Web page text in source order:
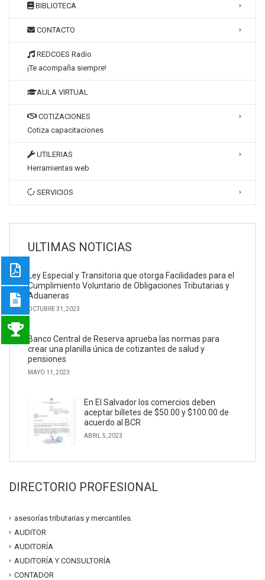
BIBLIOTECA
CONTACTO
REDCOES Radio
¡Te acompaña siempre!
AULA VIRTUAL
COTIZACIONES
Cotiza capacitaciones
UTILERIAS
Herramientas web
SERVICIOS
ULTIMAS NOTICIAS
Ley Especial y Transitoria que otorga Facilidades para el
Cumplimiento Voluntario de Obligaciones Tributarias y
Aduaneras
OCTUBRE 31, 2023
Banco Central de Reserva aprueba las normas para
crear una planilla única de cotizantes de salud y
pensiones
MAYO 11, 2023
En El Salvador los comercios deben
aceptar billetes de $50.00 y $100.00 de
acuerdo al BCR
ABRIL 5, 2023
DIRECTORIO PROFESIONAL
asesorías tributarias y mercantiles.
AUDITOR
AUDITORÍA
AUDITORÍA Y CONSULTORÍA
CONTADOR